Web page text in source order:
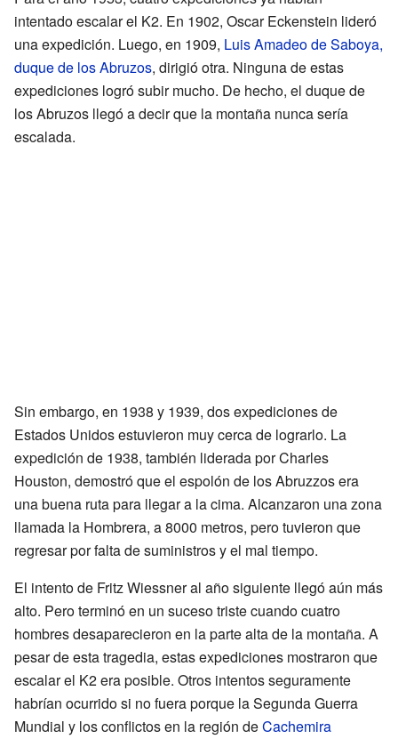
intentado escalar el K2. En 1902, Oscar Eckenstein lideró
una expedición. Luego, en 1909, Luis Amadeo de Saboya,
duque de los Abruzos, dirigió otra. Ninguna de estas
expediciones logró subir mucho. De hecho, el duque de
los Abruzos llegó a decir que la montaña nunca sería
escalada.
Sin embargo, en 1938 y 1939, dos expediciones de
Estados Unidos estuvieron muy cerca de lograrlo. La
expedición de 1938, también liderada por Charles
Houston, demostró que el espolón de los Abruzzos era
una buena ruta para llegar a la cima. Alcanzaron una zona
llamada la Hombrera, a 8000 metros, pero tuvieron que
regresar por falta de suministros y el mal tiempo.
El intento de Fritz Wiessner al año siguiente llegó aún más
alto. Pero terminó en un suceso triste cuando cuatro
hombres desaparecieron en la parte alta de la montaña. A
pesar de esta tragedia, estas expediciones mostraron que
escalar el K2 era posible. Otros intentos seguramente
habrían ocurrido si no fuera porque la Segunda Guerra
Mundial y los conflictos en la región deCachemira